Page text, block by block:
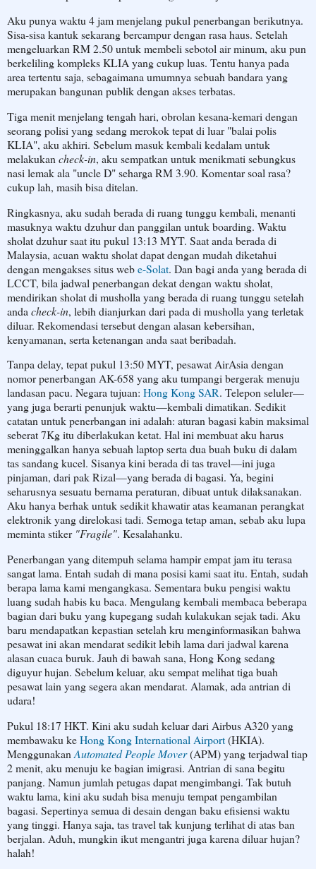
Aku punya waktu 4 jam menjelang pukul penerbangan berikutnya.
Sisa-sisa kantuk sekarang bercampur dengan rasa haus. Setelah
mengeluarkan RM 2.50 untuk membeli sebotol air minum, aku pun
berkeliling kompleks KLIA yang cukup luas. Tentu hanya pada
area tertentu saja, sebagaimana umumnya sebuah bandara yang
merupakan bangunan publik dengan akses terbatas.
Tiga menit menjelang tengah hari, obrolan kesana-kemari dengan
seorang polisi yang sedang merokok tepat di luar "balai polis
KLIA", aku akhiri. Sebelum masuk kembali kedalam untuk
melakukan check-in, aku sempatkan untuk menikmati sebungkus
nasi lemak ala "uncle D" seharga RM 3.90. Komentar soal rasa?
cukup lah, masih bisa ditelan.
Ringkasnya, aku sudah berada di ruang tunggu kembali, menanti
masuknya waktu dzuhur dan panggilan untuk boarding. Waktu
sholat dzuhur saat itu pukul 13:13 MYT. Saat anda berada di
Malaysia, acuan waktu sholat dapat dengan mudah diketahui
dengan mengakses situs webe-Solat. Dan bagi anda yang berada di
LCCT, bila jadwal penerbangan dekat dengan waktu sholat,
mendirikan sholat di musholla yang berada di ruang tunggu setelah
anda check-in, lebih dianjurkan dari pada di musholla yang terletak
diluar. Rekomendasi tersebut dengan alasan kebersihan,
kenyamanan, serta ketenangan anda saat beribadah.
Tanpa delay, tepat pukul 13:50 MYT, pesawat AirAsia dengan
nomor penerbangan AK-658 yang aku tumpangi bergerak menuju
landasan pacu. Negara tujuan: Hong KongSAR. Telepon seluler—
yang juga berarti penunjuk waktu—kembali dimatikan. Sedikit
catatan untuk penerbangan ini adalah: aturan bagasi kabin maksimal
seberat 7Kg itu diberlakukan ketat. Hal ini membuat aku harus
meninggalkan hanya sebuah laptop serta dua buah buku di dalam
tas sandang kucel. Sisanya kini berada di tas travel—ini juga
pinjaman, dari pak Rizal—yang berada di bagasi. Ya, begini
seharusnya sesuatu bernama peraturan, dibuat untuk dilaksanakan.
Aku hanya berhak untuk sedikit khawatir atas keamanan perangkat
elektronik yang direlokasi tadi. Semoga tetap aman, sebab aku lupa
meminta stiker "Fragile". Kesalahanku.
Penerbangan yang ditempuh selama hampir empat jam itu terasa
sangat lama. Entah sudah di mana posisi kami saat itu. Entah, sudah
berapa lama kami mengangkasa. Sementara buku pengisi waktu
luang sudah habis ku baca. Mengulang kembali membaca beberapa
bagian dari buku yang kupegang sudah kulakukan sejak tadi. Aku
baru mendapatkan kepastian setelah kru menginformasikan bahwa
pesawat ini akan mendarat sedikit lebih lama dari jadwal karena
alasan cuaca buruk. Jauh di bawah sana, Hong Kong sedang
diguyur hujan. Sebelum keluar, aku sempat melihat tiga buah
pesawat lain yang segera akan mendarat. Alamak, ada antrian di
udara!
Pukul 18:17 HKT. Kini aku sudah keluar dari Airbus A320 yang
membawaku keHong Kong International Airport(HKIA).
Menggunakan Automated People Mover(APM) yang terjadwal tiap
2 menit, aku menuju ke bagian imigrasi. Antrian di sana begitu
panjang. Namun jumlah petugas dapat mengimbangi. Tak butuh
waktu lama, kini aku sudah bisa menuju tempat pengambilan
bagasi. Sepertinya semua di desain dengan baku efisiensi waktu
yang tinggi. Hanya saja, tas travel tak kunjung terlihat di atas ban
berjalan. Aduh, mungkin ikut mengantri juga karena diluar hujan?
halah!